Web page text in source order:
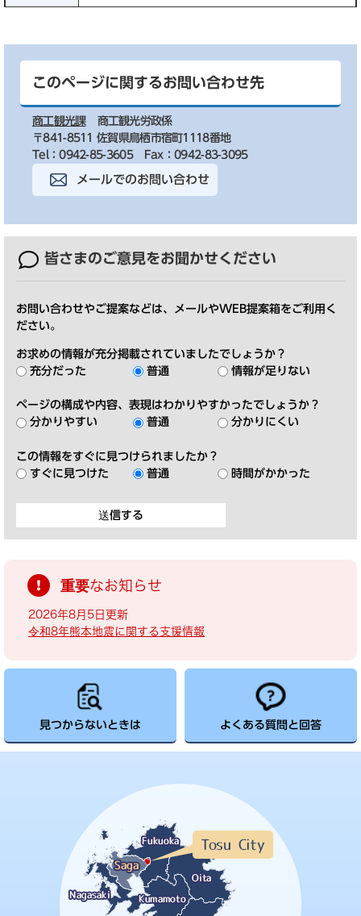
このページに関するお問い合わせ先
商工観光課
商工観光労政係
〒841-8511 佐賀県鳥栖市宿町1118番地
Tel：0942-85-3605
Fax：0942-83-3095
メールでのお問い合わせ
皆さまのご意見をお聞かせください
お問い合わせやご提案などは、メールやWEB提案箱をご利用く
ださい。
お求めの情報が充分掲載されていましたでしょうか？
充分だった
普通 情報が足りない
ページの構成や内容、表現はわかりやすかったでしょうか？
分かりやすい
普通 分かりにくい
この情報をすぐに見つけられましたか？
すぐに見つけた
普通 時間がかかった
重要なお知らせ
2026年8月5日更新
令和8年熊本地震に関する支援情報
見つからないときは よくある質問と回答